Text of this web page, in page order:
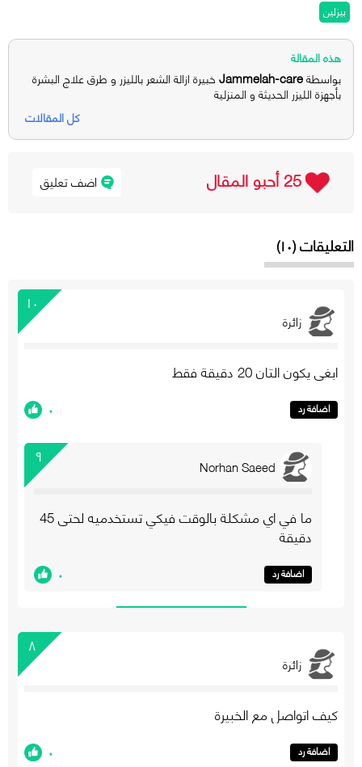
بيزلين
هذه المقالة
بواسطةJammelah-care خبيرة ازالة الشعر بالليزر و طرق علاج البشرة
بأجهزة الليزر الحديثة و المنزلية
كل المقالات
اضف تعليق 25 أحبو المقال
التعليقات (١٠)
١٠
زائرة
ابغي يكون التان 20 دقيقة فقط
اضافة رد ٠
٩ Norhan Saeed
ما في اي مشكلة بالوقت فيكي تستخدميه لحتى 45
دقيقة
اضافة رد ٠
٨
زائرة
كيف اتواصل مع الخبيرة
اضافة رد ٠